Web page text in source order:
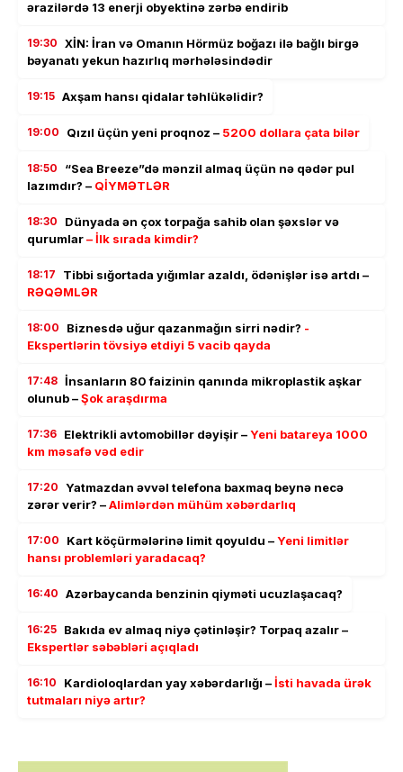
ərazilərdə 13 enerji obyektinə zərbə endirib
19:30 XİN: İran və Omanın Hörmüz boğazı ilə bağlı birgə
bəyanatı yekun hazırlıq mərhələsindədir
19:15 Axşam hansı qidalar təhlükəlidir?
19:00 Qızıl üçün yeni proqnoz – 5200 dollara çata bilər
18:50
“Sea Breeze”də mənzil almaq üçün nə qədər pul
lazımdır? – QİYMƏTLƏR
18:30
Dünyada ən çox torpağa sahib olan şəxslər və
qurumlar– İlk sırada kimdir?
18:17
Tibbi sığortada yığımlar azaldı, ödənişlər isə artdı –
RƏQƏMLƏR
18:00 Biznesdə uğur qazanmağın sirri nədir? -
Ekspertlərin tövsiyə etdiyi 5 vacib qayda
17:48 İnsanların 80 faizinin qanında mikroplastik aşkar
olunub –Şok araşdırma
17:36 Elektrikli avtomobillər dəyişir –Yeni batareya 1000
km məsafə vəd edir
17:20 Yatmazdan əvvəl telefona baxmaq beynə necə
zərər verir? –Alimlərdən mühüm xəbərdarlıq
17:00 Kart köçürmələrinə limit qoyuldu –Yeni limitlər
hansı problemləri yaradacaq?
16:40 Azərbaycanda benzinin qiyməti ucuzlaşacaq?
16:25 Bakıda ev almaq niyə çətinləşir? Torpaq azalır –
Ekspertlər səbəbləri açıqladı
16:10 Kardioloqlardan yay xəbərdarlığı –İsti havada ürək
tutmaları niyə artır?